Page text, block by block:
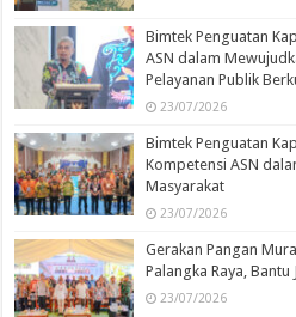
Bimtek Penguatan
ASN dalam
Pelayanan Publik
23/07/2026
Bimtek Penguatan
Kompetensi ASN
Masyarakat
23/07/2026
Gerakan Pangan
Palangka Raya,
23/07/2026